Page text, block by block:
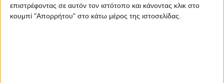
επιστρέφοντας σε αυτόν τον ιστότοπο και κάνοντας κλικ στο
κουμπί "Απορρήτου" στο κάτω μέρος της ιστοσελίδας.
Οι 7 στις 10 επιχειρήσεις θα διατηρήσουν το προσωπικό